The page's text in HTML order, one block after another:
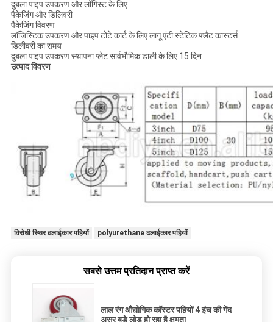
दुबला पाइप उपकरण और लॉगिस्ट के लिए
पैकेजिंग और डिलिवरी
पैकेजिंग विवरण
लॉजिस्टिक उपकरण और पाइप टोटे कार्ट के लिए लागू एंटी स्टेटिक फ्लैट कास्टर्स
डिलीवरी का समय
दुबला पाइप उपकरण स्थापना प्लेट सार्वभौमिक डाली के लिए 15 दिन
उत्पाद विवरण
विरोधी स्थिर ढलाईकार पहियों polyurethane ढलाईकार पहियों
सबसे उत्तम प्रतिदान प्राप्त करें
लाल रंग औद्योगिक कॉस्टर पहियों 4 इंच की गेंद
असर बड़े लोड हो रहा है क्षमता